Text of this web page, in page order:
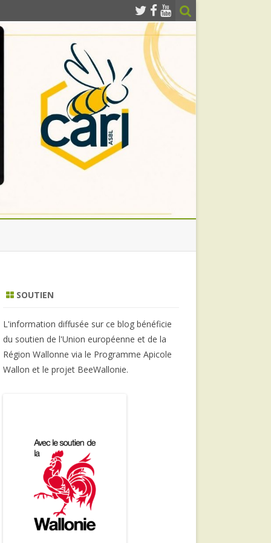
SOUTIEN
L'information diffusée sur ce blog bénéficie
du soutien de l'Union européenne et de la
Région Wallonne via le Programme Apicole
Wallon et le projet BeeWallonie.